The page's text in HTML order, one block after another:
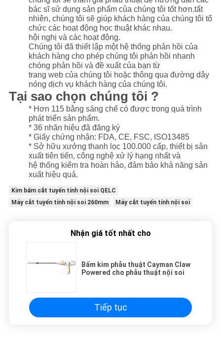
bác sĩ sử dụng sản phẩm của chúng tôi tốt hơn.tất
nhiên, chúng tôi sẽ giúp khách hàng của chúng tôi tổ
chức các hoạt động học thuật khác nhau.
hội nghị và các hoạt động.
Chúng tôi đã thiết lập một hệ thống phản hồi của
khách hàng cho phép chúng tôi phản hồi nhanh
chóng phản hồi và đề xuất của bạn từ
trang web của chúng tôi hoặc thông qua đường dây
nóng dịch vụ khách hàng của chúng tôi.
Tại sao chọn chúng tôi ?
* Hơn 115 bằng sáng chế có được trong quá trình
phát triển sản phẩm.
* 36 nhãn hiệu đã đăng ký
* Giấy chứng nhận: FDA, CE, FSC, ISO13485
* Sở hữu xưởng thanh lọc 100.000 cấp, thiết bị sản
xuất tiên tiến, công nghệ xử lý hạng nhất và
hệ thống kiểm tra hoàn hảo, đảm bảo khả năng sản
xuất hiệu quả.
Kim bấm cắt tuyến tính nội soi QELC
Máy cắt tuyến tính nội soi 260mm
Máy cắt tuyến tính nội soi
Nhận giá tốt nhất cho
Bấm kim phẫu thuật Cayman Claw
Powered cho phẫu thuật nội soi
Tiếp tục